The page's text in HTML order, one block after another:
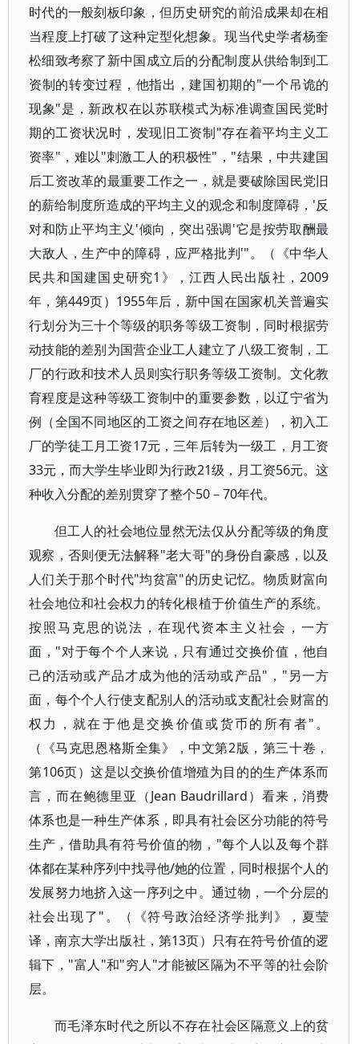
时代的一般刻板印象，但历史研究的前沿成果却在相
当程度上打破了这种定型化想象。现当代史学者杨奎
松细致考察了新中国成立后的分配制度从供给制到工
资制的转变过程，他指出，建国初期的"一个吊诡的
现象"是，新政权在以苏联模式为标准调查国民党时
期的工资状况时，发现旧工资制"存在着平均主义工
资率"，难以"刺激工人的积极性"，"结果，中共建国
后工资改革的最重要工作之一，就是要破除国民党旧
的薪给制度所造成的平均主义的观念和制度障碍，'反
对和防止平均主义'倾向，突出强调'它是按劳取酬最
大敌人，生产中的障碍，应严格批判'"。（《中华人
民共和国建国史研究1》，江西人民出版社，2009
年，第449页）1955年后，新中国在国家机关普遍实
行划分为三十个等级的职务等级工资制，同时根据劳
动技能的差别为国营企业工人建立了八级工资制，工
厂的行政和技术人员则实行职务等级工资制。文化教
育程度是这种等级工资制中的重要参数，以辽宁省为
例（全国不同地区的工资之间存在地区差），初入工
厂的学徒工月工资17元，三年后转为一级工，月工资
33元，而大学生毕业即为行政21级，月工资56元。这
种收入分配的差别贯穿了整个50－70年代。
但工人的社会地位显然无法仅从分配等级的角度
观察，否则便无法解释"老大哥"的身份自豪感，以及
人们关于那个时代"均贫富"的历史记忆。物质财富向
社会地位和社会权力的转化根植于价值生产的系统。
按照马克思的说法，在现代资本主义社会，一方
面，"对于每个个人来说，只有通过交换价值，他自
己的活动或产品才成为他的活动或产品"，"另一方
面，每个个人行使支配别人的活动或支配社会财富的
权力，就在于他是交换价值或货币的所有者"。
（《马克思恩格斯全集》，中文第2版，第三十卷，
第106页）这是以交换价值增殖为目的的生产体系而
言，而在鲍德里亚（Jean Baudrillard）看来，消费
体系也是一种生产体系，即具有社会区分功能的符号
生产，借助具有符号价值的物，"每个人以及每个群
体都在某种序列中找寻他/她的位置，同时根据个人的
发展努力地挤入这一序列之中。通过物，一个分层的
社会出现了"。（《符号政治经济学批判》，夏莹
译，南京大学出版社，第13页）只有在符号价值的逻
辑下，"富人"和"穷人"才能被区隔为不平等的社会阶
层。
而毛泽东时代之所以不存在社会区隔意义上的贫